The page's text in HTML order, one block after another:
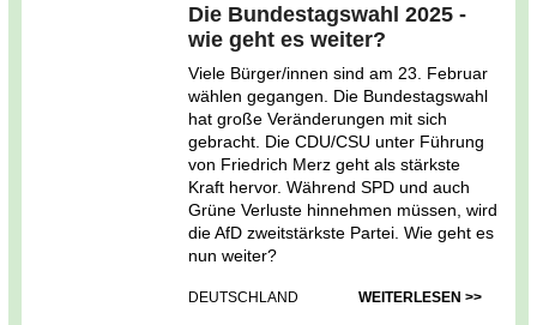
Die Bundestagswahl 2025 -
wie geht es weiter?
Viele Bürger/innen sind am 23. Februar
wählen gegangen. Die Bundestagswahl
hat große Veränderungen mit sich
gebracht. Die CDU/CSU unter Führung
von Friedrich Merz geht als stärkste
Kraft hervor. Während SPD und auch
Grüne Verluste hinnehmen müssen, wird
die AfD zweitstärkste Partei. Wie geht es
nun weiter?
DEUTSCHLAND WEITERLESEN >>